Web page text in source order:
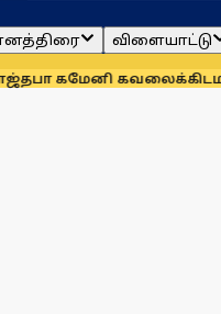
விளையாட்டு
கவலைக்கிடமா?